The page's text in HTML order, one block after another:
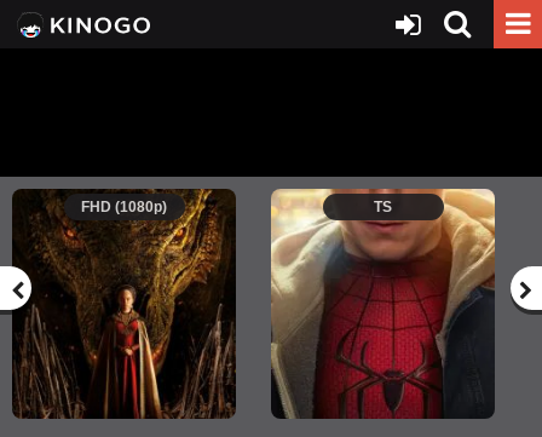
FHD (1080p) TS